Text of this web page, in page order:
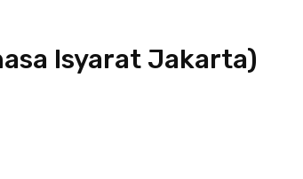
Isyarat Jakarta)